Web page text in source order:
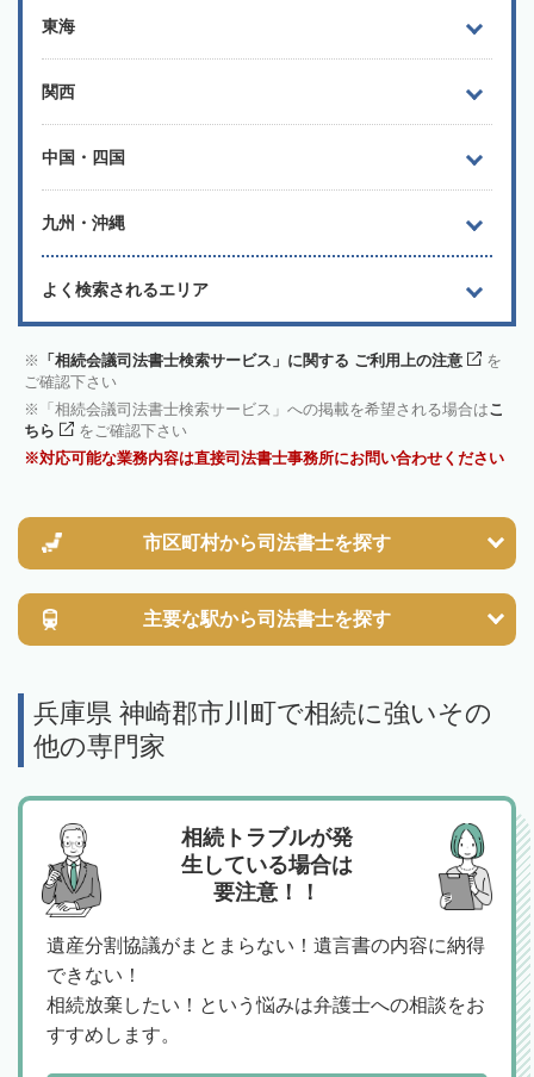
東海
関西
中国・四国
九州・沖縄
よく検索されるエリア
「相続会議司法書士検索サービス」に関する ご利用上の注意
を
ご確認下さい
「相続会議司法書士検索サービス」への掲載を希望される場合はこ
ちら
をご確認下さい
対応可能な業務内容は直接司法書士事務所にお問い合わせください
市区町村から司法書士を探す
主要な駅から司法書士を探す
兵庫県 神崎郡市川町で相続に強いその
他の専門家
相続トラブルが発
生している場合は
要注意！！
遺産分割協議がまとまらない！遺言書の内容に納得
できない！
相続放棄したい！という悩みは弁護士への相談をお
すすめします。